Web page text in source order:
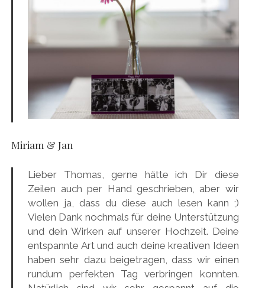
Miriam & Jan
Lieber Thomas, gerne hätte ich Dir diese
Zeilen auch per Hand geschrieben, aber wir
wollen ja, dass du diese auch lesen kann ;)
Vielen Dank nochmals für deine Unterstützung
und dein Wirken auf unserer Hochzeit. Deine
entspannte Art und auch deine kreativen Ideen
haben sehr dazu beigetragen, dass wir einen
rundum perfekten Tag verbringen konnten.